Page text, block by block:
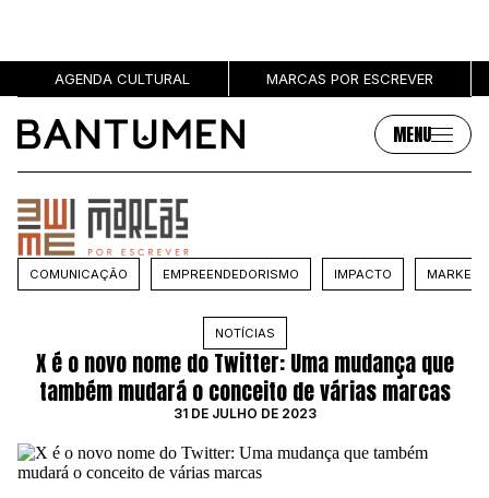
AGENDA CULTURAL MARCAS POR ESCREVER
MENU
Artigos
MÚSICA
SOCIEDADE
ENTREVISTAS
OPINIÃO
PUBLICIDADE
MARCAS
Eventos Marcas por escrever
COMUNICAÇÃO EMPREENDEDORISMO IMPACTO
NOTÍCIAS
X é o novo nome do Twitter: Uma mudança que
também mudará o conceito de várias marcas
31 DE JULHO DE 2023